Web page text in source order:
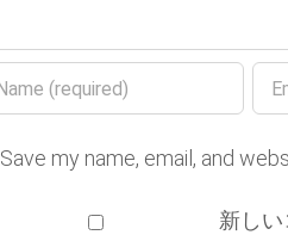
Save my name, email, and
新し